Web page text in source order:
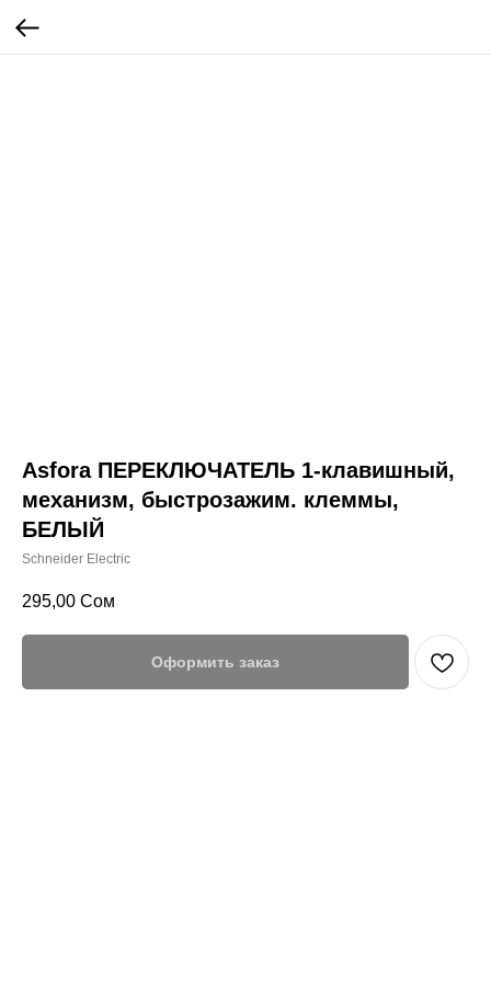
Asfora ПЕРЕКЛЮЧАТЕЛЬ 1-клавишный,
механизм, быстрозажим. клеммы,
БЕЛЫЙ
Schneider Electric
295,00 Сом
Оформить заказ